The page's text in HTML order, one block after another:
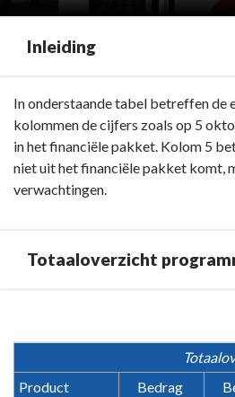
Inleiding
Terug
naar
navigatie
Inleiding
In onderstaande tabel betreffen de
kolommen de cijfers zoals op 5
in het financiële pakket. Kolom 5
niet uit het financiële pakket komt,
verwachtingen.
Totaaloverzicht
Product
Bedrag